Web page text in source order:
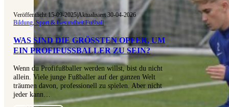
Veröffentlicht 15-09-2025|Aktualisiert 30-04-2026
Bildung, Sport & Gesundheit|Fußball
WAS SIND DIE GRÖSSTEN OPFER, UM E
IN PROFIFUSSBALLER ZU SEIN?
Wenn du Profifußballer werden willst, bist du nicht
allein. Viele junge Fußballer auf der ganzen Welt
träumen davon, professionell zu spielen. Aber nicht
jeder kann…